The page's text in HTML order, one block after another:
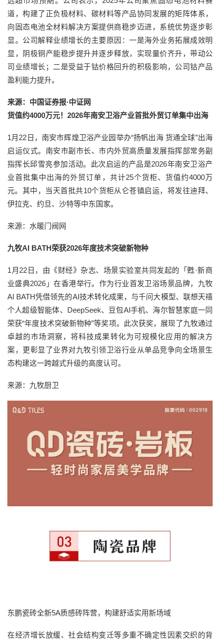
道，构建了正负极材料、碳材料等产品协同发展的矩阵体系，
向固态电池全材料解决方案提供商稳步迈进，系统优势逐步彰
显。公司解释业绩增长的主要原因：一是海外业务拓展成效明
显，阴极铜产能稳步提升并逐步释放，实现量价齐升，带动公
司业绩增长；二是受益于钴价格回升的积极影响，公司钴产品
盈利能力提升。
来源：中国证券报·中证网
货值约4000万元！2026年南安卫浴产业首批外贸订单集中出海
1月22日，南安市辉煌卫浴产业园举办“扬帆出海 货通全球”出海
启运仪式。南安市副市长、市内外贸高质量发展指挥部常务副
指挥长邱雪亮参加活动。此次启运的产品是2026年南安卫浴产
业首批集中出海的外贸订单，共计25个货柜、货值约4000万
元。其中，当天首批共10个货柜从仑苍镇启运，将发往迪拜、
伊拉克、约旦、沙特等中东国家。
来源：水暖门阀网
九牧AI BATH荣获2026年度技术突破新物种
1月22日，由《财经》杂志、场景实验室共同发起的「甦·新商
业盛典2026」在香港举行。作为行业首发卫浴场景品牌，九牧
AI BATH凭借领先的AI技术转化成果，与千问大模型、联想天禧
个人超级智能体、DeepSeek、豆包AI手机、海尔智慧家庭一同
荣获“年度技术突破新物种”等奖项。此次获奖，展现了九牧通过
卓越的市场洞察，将科技成果转化为可规模化应用的解决方
案，更彰显了业界对九牧引领卫浴行业从单品竞争向全场景生
态构建这一跨越式升级的高度认可。
来源：九牧厨卫
东鹏瓷砖全新5A质感砖阵营，构建舒适实用新场域
在经济增长放缓、社会结构变迁等多重不确定性因素交织的背